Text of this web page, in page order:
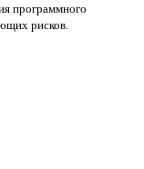
программного
рисков.